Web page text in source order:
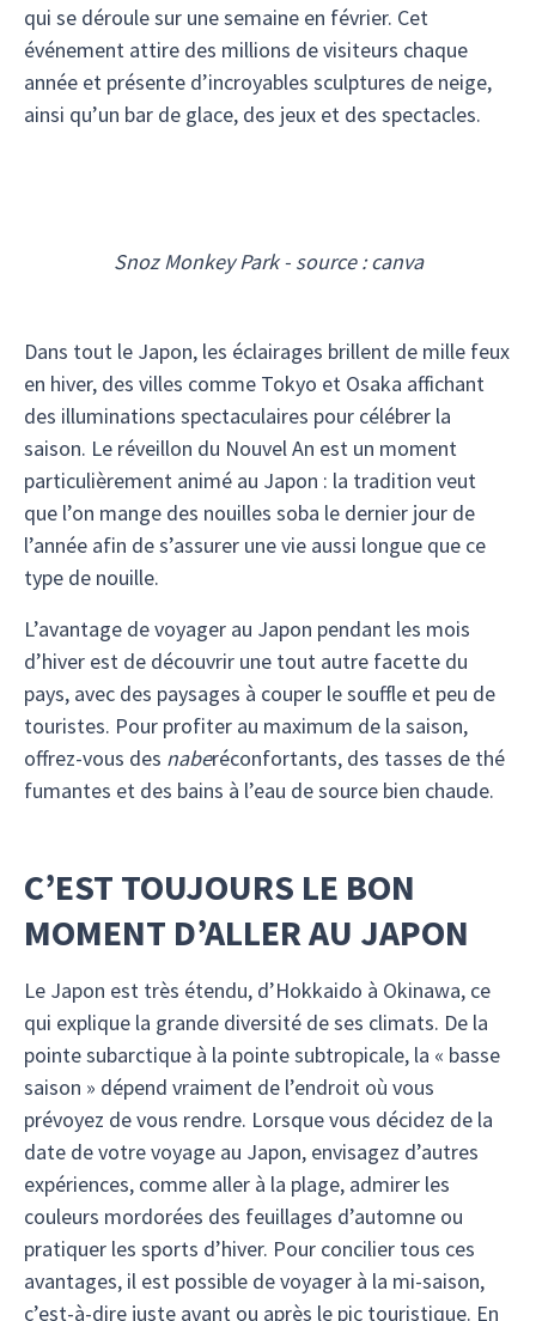
qui se déroule sur une semaine en février. Cet
événement attire des millions de visiteurs chaque
année et présente d’incroyables sculptures de neige,
ainsi qu’un bar de glace, des jeux et des spectacles.
Snoz Monkey Park - source : canva
Dans tout le Japon, les éclairages brillent de mille feux
en hiver, des villes comme Tokyo et Osaka affichant
des illuminations spectaculaires pour célébrer la
saison. Le réveillon du Nouvel An est un moment
particulièrement animé au Japon : la tradition veut
que l’on mange des nouilles soba le dernier jour de
l’année afin de s’assurer une vie aussi longue que ce
type de nouille.
L’avantage de voyager au Japon pendant les mois
d’hiver est de découvrir une tout autre facette du
pays, avec des paysages à couper le souffle et peu de
touristes. Pour profiter au maximum de la saison,
offrez-vous des naberéconfortants, des tasses de thé
fumantes et des bains à l’eau de source bien chaude.
C’EST TOUJOURS LE BON
MOMENT D’ALLER AU JAPON
Le Japon est très étendu, d’Hokkaido à Okinawa, ce
qui explique la grande diversité de ses climats. De la
pointe subarctique à la pointe subtropicale, la « basse
saison » dépend vraiment de l’endroit où vous
prévoyez de vous rendre. Lorsque vous décidez de la
date de votre voyage au Japon, envisagez d’autres
expériences, comme aller à la plage, admirer les
couleurs mordorées des feuillages d’automne ou
pratiquer les sports d’hiver. Pour concilier tous ces
avantages, il est possible de voyager à la mi-saison,
c’est-à-dire juste avant ou après le pic touristique. En